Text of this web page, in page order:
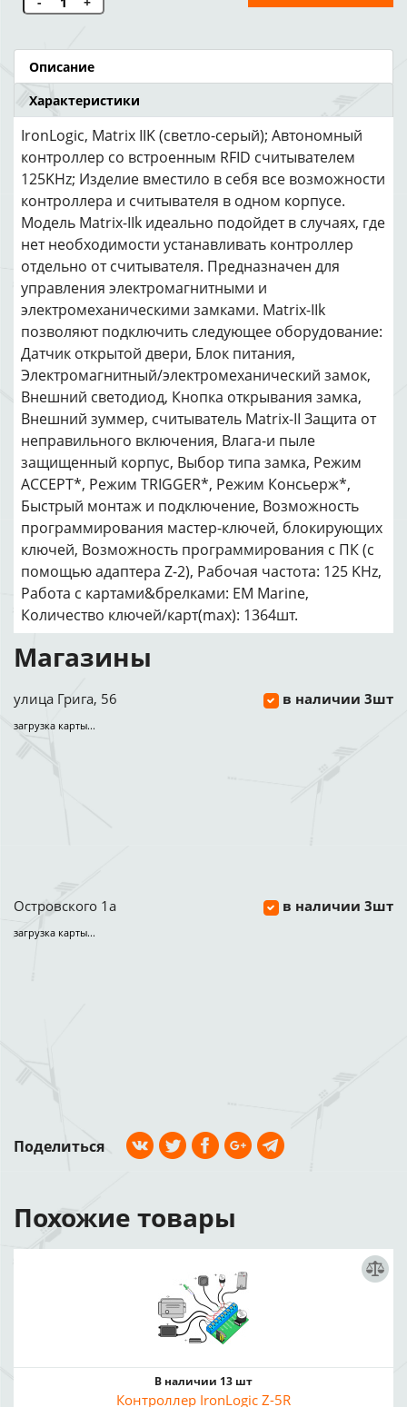
Описание
Характеристики
IronLogic, Matrix IIK (светло-серый); Автономный
контроллер со встроенным RFID считывателем
125KHz; Изделие вместило в себя все возможности
контроллера и считывателя в одном корпусе.
Модель Matrix-IIk идеально подойдет в случаях, где
нет необходимости устанавливать контроллер
отдельно от считывателя. Предназначен для
управления электромагнитными и
электромеханическими замками. Matrix-IIk
позволяют подключить следующее оборудование:
Датчик открытой двери, Блок питания,
Электромагнитный/электромеханический замок,
Внешний светодиод, Кнопка открывания замка,
Внешний зуммер, считыватель Matrix-II Защита от
неправильного включения, Влага-и пыле
защищенный корпус, Выбор типа замка, Режим
ACCEPT*, Режим TRIGGER*, Режим Консьерж*,
Быстрый монтаж и подключение, Возможность
программирования мастер-ключей, блокирующих
ключей, Возможность программирования с ПК (с
помощью адаптера Z-2), Рабочая частота: 125 KHz,
Работа с картами&брелками: EM Marine,
Количество ключей/карт(max): 1364шт.
Магазины
улица Грига, 56 в наличии 3шт
загрузка карты...
Островского 1а в наличии 3шт
загрузка карты...
Поделиться
Похожие товары
В наличии 13 шт
Контроллер IronLogic Z-5R